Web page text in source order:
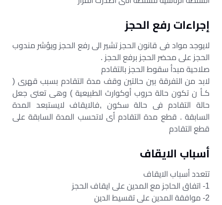
إجراءات رفع الحجز
لايوجد مواد فى قانون الحجز تشير الى رفع الحجز ويؤشر مندوب
الحجز على محضر الحجز برفع الحجز .
صلاحية مبدأ سقوط الحجز بالتقادم
لابد من التفرقة بين حالتين وقف مدة التقادم بسبب قهرى (
كـأ ن تكون حالة حروب أوكوارث الطبيعية ) وهى تعنى جعل
حالة التقادم فى حالة سكون ,فالايقاف لايستبعد المدة
السابقة . قطع مدة التقادم أى لاتحسب المدة السابقة على
قطع التقادم
أسباب الايقاف
تتعدد أسباب الايقاف
1- اتفاق الحاجز مع المدين على ايقاف الحجز
2- موافقة المدين على تقسيط الدين